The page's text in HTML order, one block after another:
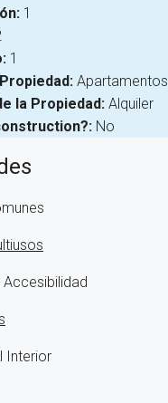
1
1
Apartamentos
la Propiedad: Alquiler
No
Interior